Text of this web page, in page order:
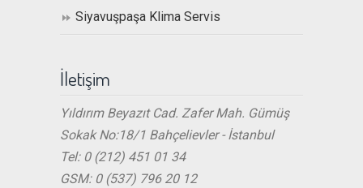
Siyavuşpaşa Klima Servis
İletişim
Yıldırım Beyazıt Cad. Zafer Mah. Gümüş
Sokak No:18/1 Bahçelievler - İstanbul
Tel: 0 (212) 451 01 34
GSM: 0 (537) 796 20 12